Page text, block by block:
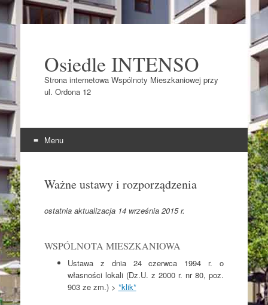
Osiedle INTENSO
Strona internetowa Wspólnoty Mieszkaniowej przy
ul. Ordona 12
Menu
Ważne ustawy i rozporządzenia
ostatnia aktualizacja 14 września 2015 r.
WSPÓLNOTA MIESZKANIOWA
Ustawa z dnia 24 czerwca 1994 r. o
własności lokali (Dz.U. z 2000 r. nr 80, poz.
903 ze zm.) > *klik*